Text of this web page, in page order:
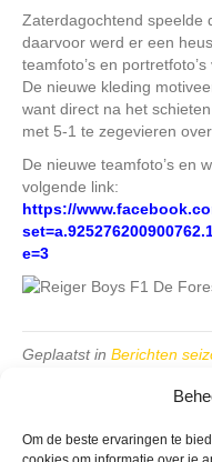
Om de beste ervaringen te
Zaterdagochtend speelde
daarvoor werd er een
teamfoto’s en
De nieuwe kleding
want direct na het
met 5-1 te zegevieren
De nieuwe teamfoto’s en
volgende link:
https://
e=3
Geplaatst in Berichten